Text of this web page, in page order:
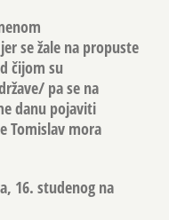
se žale na propuste
čijom su
pa se na
danu pojaviti
Tomislav mora
16. studenog na